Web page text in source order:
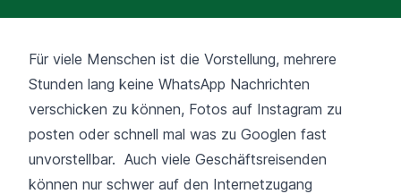
Für viele Menschen ist die Vorstellung, mehrere
Stunden lang keine WhatsApp Nachrichten
verschicken zu können, Fotos auf Instagram zu
posten oder schnell mal was zu Googlen fast
unvorstellbar. Auch viele Geschäftsreisenden
können nur schwer auf den Internetzugang